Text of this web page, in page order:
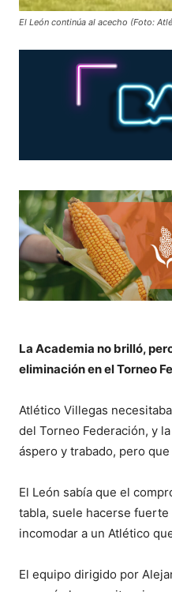
El León continúa al acecho (Foto:
La Academia no brilló,
eliminación en el Torneo
Atlético Villegas
del Torneo Federación, y
áspero y trabado, pero
El León sabía que el
tabla, suele hacerse
incomodar a un Atlético
El equipo dirigido por